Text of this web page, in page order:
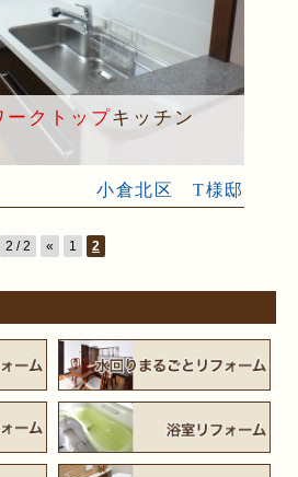
ークトップキッチン
小倉北区 T様邸
2 / 2 « 1 2